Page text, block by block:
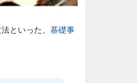
といった、 基礎事